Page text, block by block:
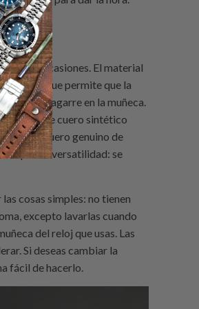
ocasiones. El material
ya que permite que la
su agarre en la muñeca.
correas de cuero sintético
reloj de cuero genuino de
por su versatilidad: se
cosas simples: no tienen
excepto lavarlas cuando
del reloj que usas. Las
Si deseas cambiar la
fácil de hacerlo.